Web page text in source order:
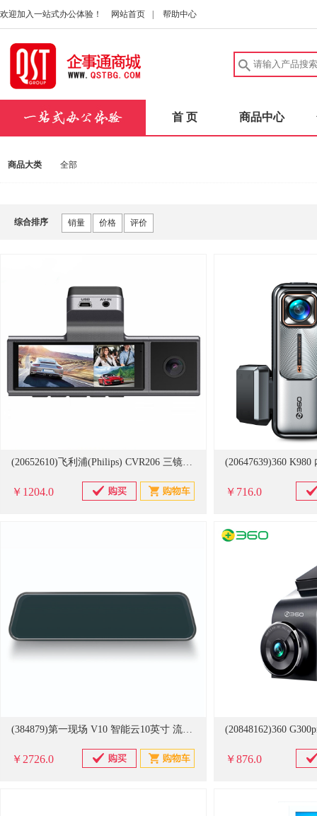
欢迎加入一站式办公体验！ 网站首页 帮助中心
首 页 商品中心
商品大类 全部
综合排序 销量 价格 评价
(20652610)飞利浦(Philips) CVR206 三镜头同录+64G卡+降压线 行车记录仪(单位：个)
￥1204.0 ￥716.0
(384879)第一现场 V10 智能云10英寸 流媒体行车记录仪 黑色(单位：只)
￥2726.0 ￥876.0